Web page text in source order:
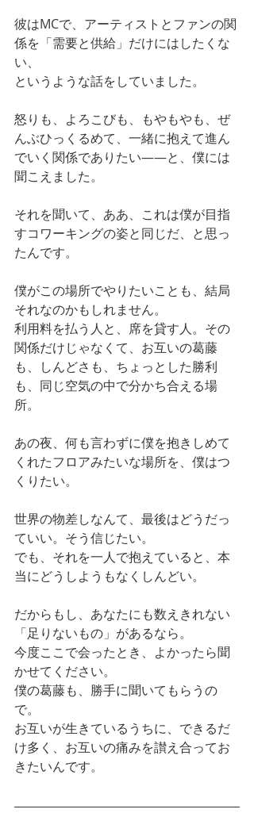
彼はMCで、アーティストとファンの関
係を「需要と供給」だけにはしたくな
い、
というような話をしていました。
怒りも、よろこびも、もやもやも、ぜ
んぶひっくるめて、一緒に抱えて進ん
でいく関係でありたい——と、僕には
聞こえました。
それを聞いて、ああ、これは僕が目指
すコワーキングの姿と同じだ、と思っ
たんです。
僕がこの場所でやりたいことも、結局
それなのかもしれません。
利用料を払う人と、席を貸す人。その
関係だけじゃなくて、お互いの葛藤
も、しんどさも、ちょっとした勝利
も、同じ空気の中で分かち合える場
所。
あの夜、何も言わずに僕を抱きしめて
くれたフロアみたいな場所を、僕はつ
くりたい。
世界の物差しなんて、最後はどうだっ
ていい。そう信じたい。
でも、それを一人で抱えていると、本
当にどうしようもなくしんどい。
だからもし、あなたにも数えきれない
「足りないもの」があるなら。
今度ここで会ったとき、よかったら聞
かせてください。
僕の葛藤も、勝手に聞いてもらうの
で。
お互いが生きているうちに、できるだ
け多く、お互いの痛みを讃え合ってお
きたいんです。